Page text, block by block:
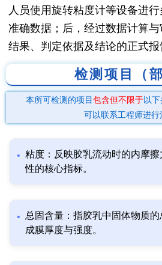
人员使用旋转粘度计等设备进
准确数据；后，经过数据计算
结果、判定依据及结论的正式报
检测项目（部
本所可检测的项目 包含但不限于以
可以联系工程师进行
粘度：反映胶乳流动时的内摩
性的核心指标。
总固含量：指胶乳中固体物质
成膜厚度与强度。